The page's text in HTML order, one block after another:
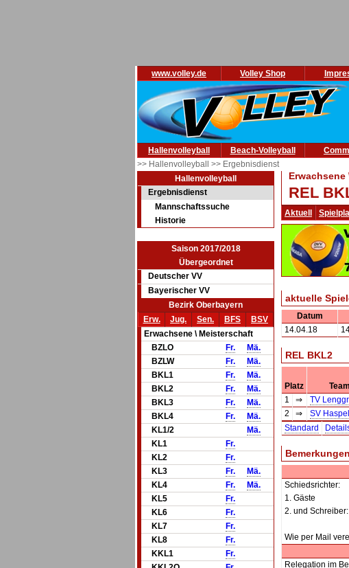
www.volley.de Volley Shop
Hallenvolleyball Beach-Volleyball
>> Hallenvolleyball >> Ergebnisdienst
Hallenvolleyball
Ergebnisdienst
Mannschaftssuche
Historie
Saison 2017/2018
Übergeordnet
Deutscher VV
Bayerischer VV
Bezirk Oberbayern
Erw.
Jug. Sen. BFS
BSV
Erwachsene \ Meisterschaft
BZLO
Fr.
Mä.
BZLW
Fr.
Mä.
BKL1
Fr.
Mä.
BKL2
Fr.
Mä.
BKL3
Fr.
Mä.
BKL4
Fr.
Mä.
KL1/2
Mä.
KL1
Fr.
KL2
Fr.
KL3
Fr.
Mä.
KL4
Fr.
Mä.
KL5
Fr.
KL6
Fr.
KL7
Fr.
KL8
Fr.
KKL1
Fr.
Erwachsene
REL
Aktuell
aktuelle
Datum
14.04.18
REL BKL2
Platz
Team
1
⇒ TV
2
⇒ SV
Standard
Bemerkungen
Schiedsrichter:
1. Gäste
2. und
Wie per Mail
Relegation im